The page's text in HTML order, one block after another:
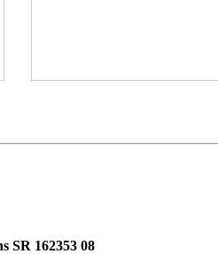
SR 162353 08